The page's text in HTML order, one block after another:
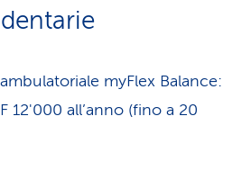
myFlex Balance:
12'000 all’anno (fino a 20